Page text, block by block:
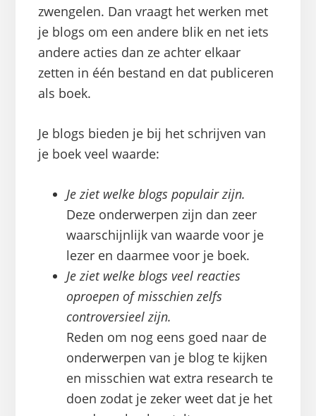
zwengelen. Dan vraagt het werken met
je blogs om een andere blik en net iets
andere acties dan ze achter elkaar
zetten in één bestand en dat publiceren
als boek.
Je blogs bieden je bij het schrijven van
je boek veel waarde:
Je ziet welke blogs populair zijn.
Deze onderwerpen zijn dan zeer
waarschijnlijk van waarde voor je
lezer en daarmee voor je boek.
Je ziet welke blogs veel reacties
oproepen of misschien zelfs
controversieel zijn.
Reden om nog eens goed naar de
onderwerpen van je blog te kijken
en misschien wat extra research te
doen zodat je zeker weet dat je het